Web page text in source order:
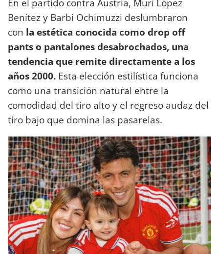
En el partido contra Austria, Muri López
Benítez y Barbi Ochimuzzi deslumbraron
con la estética conocida como drop off
pants o pantalones desabrochados, una
tendencia que remite directamente a los
años 2000. Esta elección estilística funciona
como una transición natural entre la
comodidad del tiro alto y el regreso audaz del
tiro bajo que domina las pasarelas.